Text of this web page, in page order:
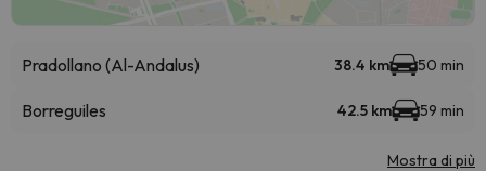
Pradollano (Al-Andalus) 38.4 km 50 min
Borreguiles 42.5 km 59 min
Mostra di più